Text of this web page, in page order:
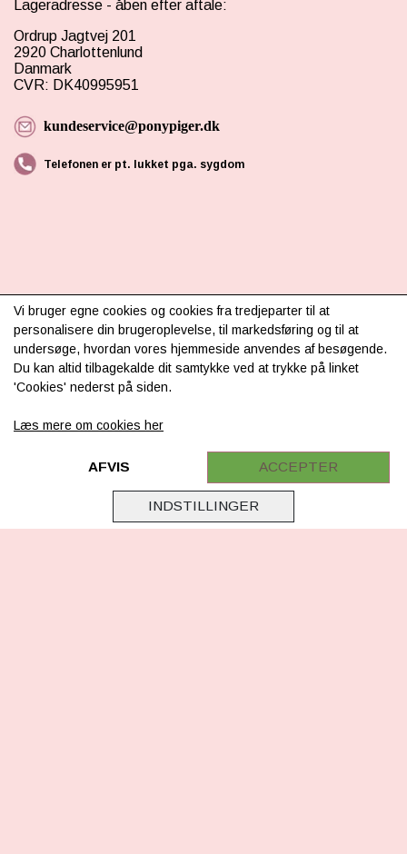
Lageradresse - åben efter aftale:
Ordrup Jagtvej 201
2920 Charlottenlund
Danmark
CVR: DK40995951
kundeservice@ponypiger.dk
Telefonen er pt. lukket pga. sygdom
INFORMATION
Om os
Levering & betaling
Retur
Samarbejde
Cookie & Privatlivsoplysninger
Vi bruger egne cookies og cookies fra tredjeparter til at
personalisere din brugeroplevelse, til markedsføring og til at
undersøge, hvordan vores hjemmeside anvendes af besøgende.
Du kan altid tilbagekalde dit samtykke ved at trykke på linket
'Cookies' nederst på siden.
Læs mere om cookies her
INDSTILLINGER
AFVIS ACCEPTER